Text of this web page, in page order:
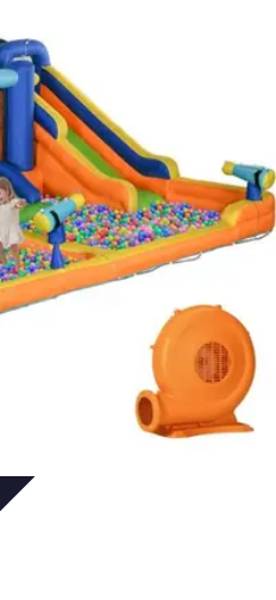
Viaje
de Viaje